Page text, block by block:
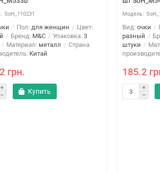
SoH_110231
Пол: для женщин
Цвет:
Бренд: M&C Упаковка: 3
Материал: металл
Страна
Китай
грн.
Купить
Вид: очки
разный
штуки
185.2